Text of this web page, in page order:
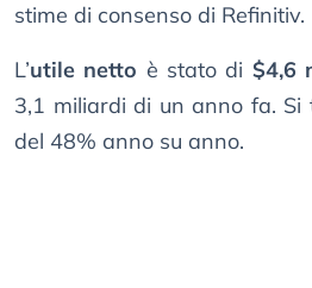
stime di consenso di Refinitiv.
L’utile netto è stato di $4,6
3,1 miliardi di un anno fa.
del 48% anno su anno.